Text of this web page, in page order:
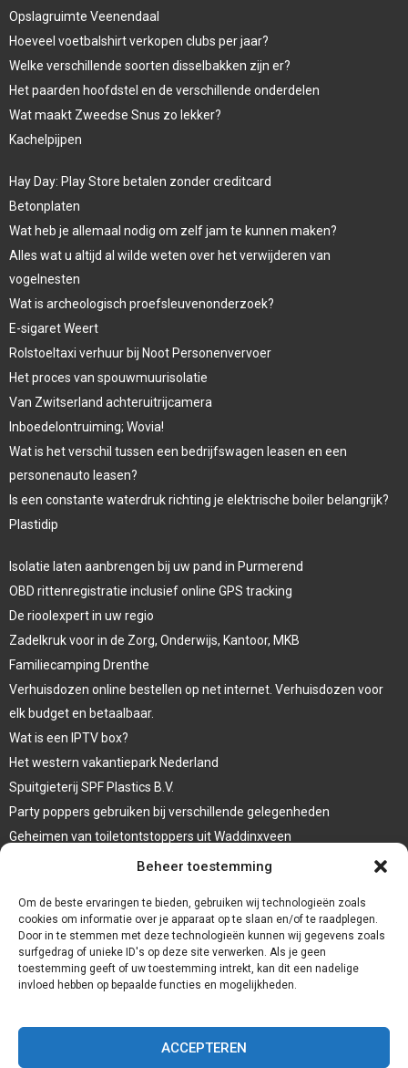
Beheer toestemming
Om de beste ervaringen te bieden, gebruiken wij technologieën zoals
cookies om informatie over je apparaat op te slaan en/of te raadplegen.
Door in te stemmen met deze technologieën kunnen wij gegevens zoals
surfgedrag of unieke ID's op deze site verwerken. Als je geen
toestemming geeft of uw toestemming intrekt, kan dit een nadelige
invloed hebben op bepaalde functies en mogelijkheden.
ACCEPTEREN
Opslagruimte Veenendaal
Hoeveel voetbalshirt verkopen clubs per jaar?
Welke verschillende soorten disselbakken zijn er?
Het paarden hoofdstel en de verschillende onderdelen
Wat maakt Zweedse Snus zo lekker?
Kachelpijpen
Hay Day: Play Store betalen zonder creditcard
Betonplaten
Wat heb je allemaal nodig om zelf jam te kunnen maken?
Alles wat u altijd al wilde weten over het verwijderen van
vogelnesten
Wat is archeologisch proefsleuvenonderzoek?
E-sigaret Weert
Rolstoeltaxi verhuur bij Noot Personenvervoer
Het proces van spouwmuurisolatie
Van Zwitserland achteruitrijcamera
Inboedelontruiming; Wovia!
Wat is het verschil tussen een bedrijfswagen leasen en een
personenauto leasen?
Is een constante waterdruk richting je elektrische boiler belangrijk?
Plastidip
Isolatie laten aanbrengen bij uw pand in Purmerend
OBD rittenregistratie inclusief online GPS tracking
De rioolexpert in uw regio
Zadelkruk voor in de Zorg, Onderwijs, Kantoor, MKB
Familiecamping Drenthe
Verhuisdozen online bestellen op net internet. Verhuisdozen voor
elk budget en betaalbaar.
Wat is een IPTV box?
Het western vakantiepark Nederland
Spuitgieterij SPF Plastics B.V.
Party poppers gebruiken bij verschillende gelegenheden
Geheimen van toiletontstoppers uit Waddinxveen
Vormen van terrasaankleding